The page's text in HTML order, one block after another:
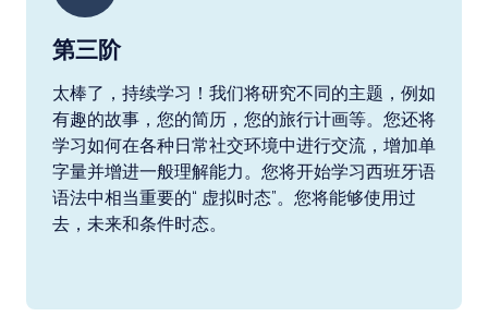
第三阶
太棒了，持续学习！我们将研究不同的主题，例如
有趣的故事，您的简历，您的旅行计画等。您还将
学习如何在各种日常社交环境中进行交流，增加单
字量并增进一般理解能力。您将开始学习西班牙语
语法中相当重要的“ 虚拟时态”。您将能够使用过
去，未来和条件时态。